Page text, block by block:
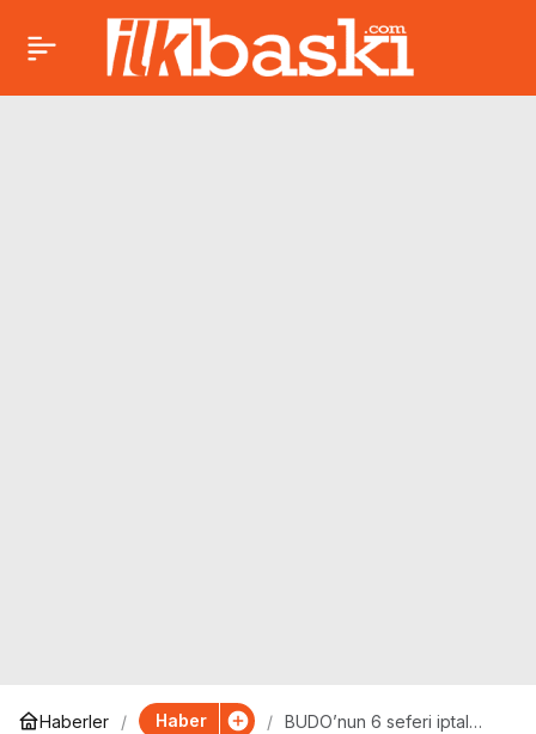
Haberler Haber
BUDO’nun 6 seferi iptal
Meteoroloji uyardı: 3
Mayıs’ta sağanak ve